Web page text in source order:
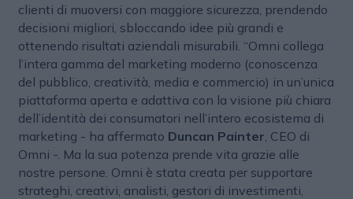
clienti di muoversi con maggiore sicurezza, prendendo
decisioni migliori, sbloccando idee più grandi e
ottenendo risultati aziendali misurabili. “Omni collega
l’intera gamma del marketing moderno (conoscenza
del pubblico, creatività, media e commercio) in un’unica
piattaforma aperta e adattiva con la visione più chiara
dell’identità dei consumatori nell’intero ecosistema di
marketing - ha affermato Duncan Painter , CEO di
Omni -. Ma la sua potenza prende vita grazie alle
nostre persone. Omni è stata creata per supportare
strateghi, creativi, analisti, gestori di investimenti,